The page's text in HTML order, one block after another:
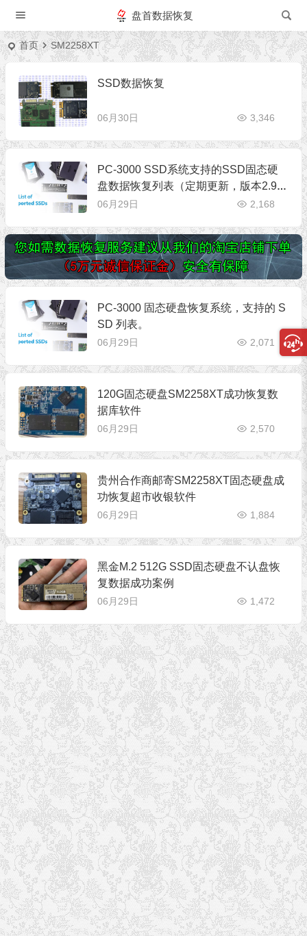
盘首数据恢复
首页 SM2258XT
SSD数据恢复
06月30日 3,346
PC-3000 SSD系统支持的SSD固态硬
盘数据恢复列表（定期更新，版本2.9.
5）
06月29日 2,168
PC-3000 固态硬盘恢复系统，支持的 S
SD 列表。
06月29日 2,071
120G固态硬盘SM2258XT成功恢复数
据库软件
06月29日 2,570
贵州合作商邮寄SM2258XT固态硬盘成
功恢复超市收银软件
06月29日 1,884
黑金M.2 512G SSD固态硬盘不认盘恢
复数据成功案例
06月29日 1,472